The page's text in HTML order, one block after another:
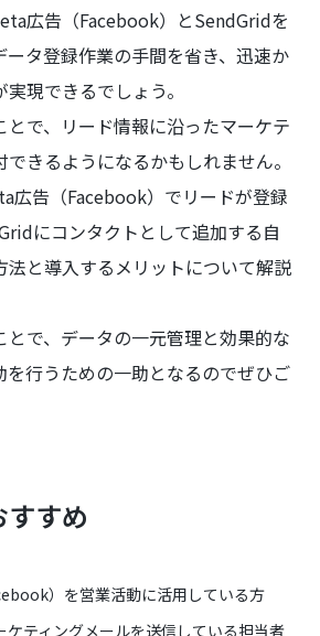
広告（Facebook）とSendGridを
ータ登録作業の手間を省き、迅速か
現できるでしょう。
とで、リード情報に沿ったマーケテ
きるようになるかもしれません。
広告（Facebook）でリードが登録
にコンタクトとして追加する自
法と導入するメリットについて解説
とで、データの一元管理と効果的な
を行うための一助となるのでぜひご
すすめ
）を営業活動に活用している方
ケティングメールを送信している担当者